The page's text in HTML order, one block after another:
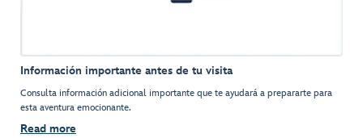
Información importante antes de tu visita
Consulta información adicional importante que te ayudará a prepararte para
esta aventura emocionante.
Read more